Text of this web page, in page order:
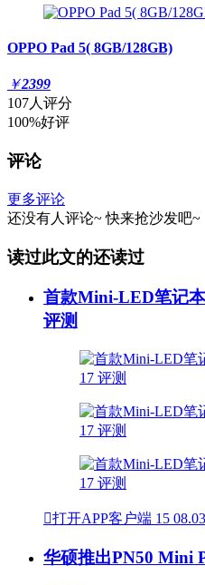
OPPO Pad 5( 8GB/128GB)
￥2399
107人评分
100%好评
评论
更多评论
还没有人评论~ 快来抢沙发吧~
读过此文的还读过
首款Mini-LED笔记
评测
打开APP客户端 15 08.03
华硕推出PN50 Mini